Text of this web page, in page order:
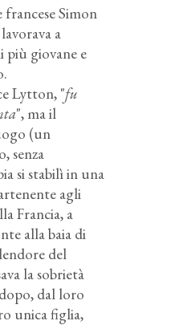
Simon
a
più giovane e
Lytton, "fu
", ma il
(un
senza
si stabilì in una
agli
Francia, a
alla baia di
del
la sobrietà
dal loro
unica figlia,